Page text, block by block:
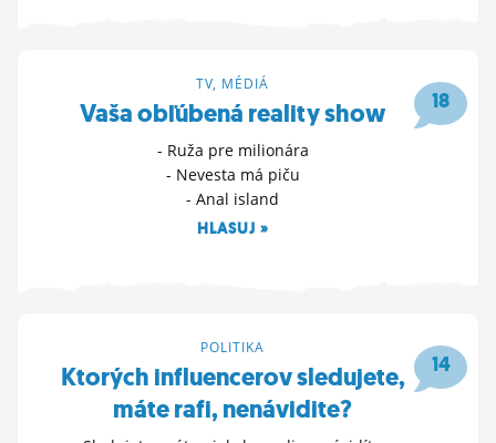
18
TV, MÉDIÁ
Vaša obľúbená reality show
- Ruža pre milionára
- Nevesta má piču
- Anal island
HLASUJ »
14
POLITIKA
Ktorých influencerov sledujete,
máte rafi, nenávidite?